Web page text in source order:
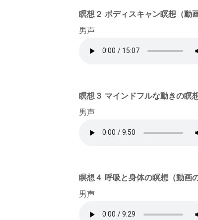
瞑想２ ボディスキャン瞑想（動
男声
瞑想３ マインドフルな動きの瞑
男声
瞑想４ 呼吸と身体の瞑想（動画
男声